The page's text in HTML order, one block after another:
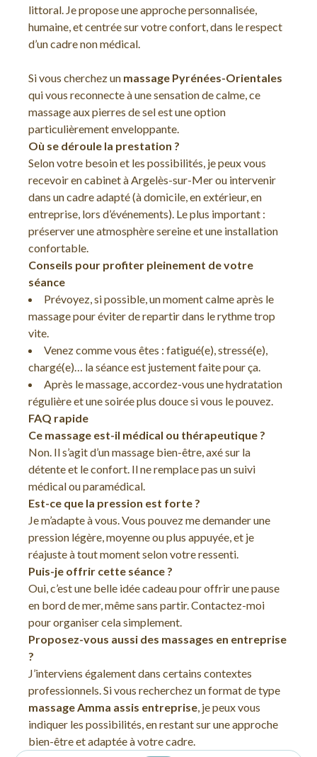
littoral. Je propose une approche personnalisée,
humaine, et centrée sur votre confort, dans le respect
d’un cadre non médical.
Si vous cherchez un massage Pyrénées-Orientales
qui vous reconnecte à une sensation de calme, ce
massage aux pierres de sel est une option
particulièrement enveloppante.
Où se déroule la prestation ?
Selon votre besoin et les possibilités, je peux vous
recevoir en cabinet à Argelès-sur-Mer ou intervenir
dans un cadre adapté (à domicile, en extérieur, en
entreprise, lors d’événements). Le plus important :
préserver une atmosphère sereine et une installation
confortable.
Conseils pour profiter pleinement de votre
séance
Prévoyez, si possible, un moment calme après le
massage pour éviter de repartir dans le rythme trop
vite.
Venez comme vous êtes : fatigué(e), stressé(e),
chargé(e)… la séance est justement faite pour ça.
Après le massage, accordez-vous une hydratation
régulière et une soirée plus douce si vous le pouvez.
FAQ rapide
Ce massage est-il médical ou thérapeutique ?
Non. Il s’agit d’un massage bien-être, axé sur la
détente et le confort. Il ne remplace pas un suivi
médical ou paramédical.
Est-ce que la pression est forte ?
Je m’adapte à vous. Vous pouvez me demander une
pression légère, moyenne ou plus appuyée, et je
réajuste à tout moment selon votre ressenti.
Puis-je offrir cette séance ?
Oui, c’est une belle idée cadeau pour offrir une pause
en bord de mer, même sans partir. Contactez-moi
pour organiser cela simplement.
Proposez-vous aussi des massages en entreprise
?
J’interviens également dans certains contextes
professionnels. Si vous recherchez un format de type
massage Amma assis entreprise, je peux vous
indiquer les possibilités, en restant sur une approche
bien-être et adaptée à votre cadre.